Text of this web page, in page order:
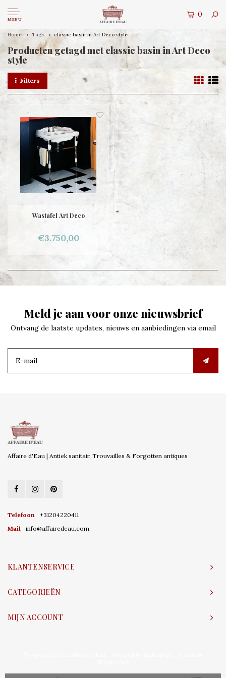
MENU
0
Home Tags classic basin in Art Deco style
Producten getagd met classic basin in Art Deco
style
Filters
Wastafel Art Deco
€3.750,00
Meld je aan voor onze nieuwsbrief
Ontvang de laatste updates, nieuws en aanbiedingen via email
Affaire d'Eau | Antiek sanitair, Trouvailles & Forgotten antiques
Telefoon
+31204220411
Mail
info@affairedeau.com
KLANTENSERVICE
CATEGORIEËN
MIJN ACCOUNT